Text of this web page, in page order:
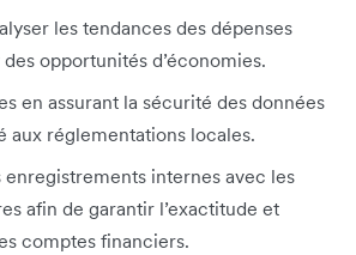
les tendances des dépenses
opportunités d’économies.
en assurant la sécurité des données
aux réglementations locales.
enregistrements internes avec les
afin de garantir l’exactitude et
comptes financiers.